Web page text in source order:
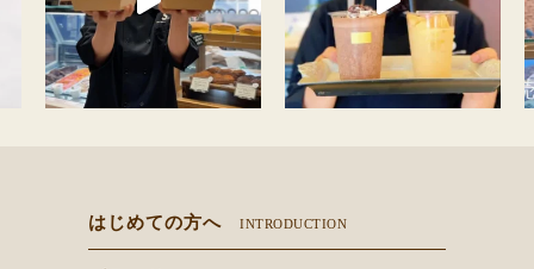
はじめての方へ INTRODUCTION